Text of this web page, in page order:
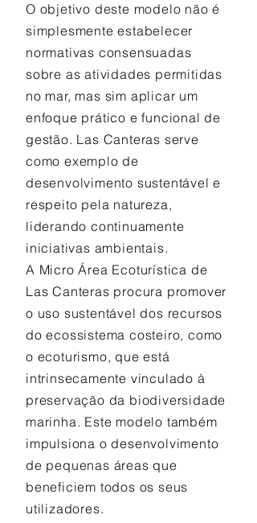
O objetivo deste modelo não é
simplesmente estabelecer
normativas consensuadas
sobre as atividades permitidas
no mar, mas sim aplicar um
enfoque prático e funcional de
gestão. Las Canteras serve
como exemplo de
desenvolvimento sustentável e
respeito pela natureza,
liderando continuamente
iniciativas ambientais.
A Micro Área Ecoturística de
Las Canteras procura promover
o uso sustentável dos recursos
do ecossistema costeiro, como
o ecoturismo, que está
intrinsecamente vinculado à
preservação da biodiversidade
marinha. Este modelo também
impulsiona o desenvolvimento
de pequenas áreas que
beneficiem todos os seus
utilizadores.